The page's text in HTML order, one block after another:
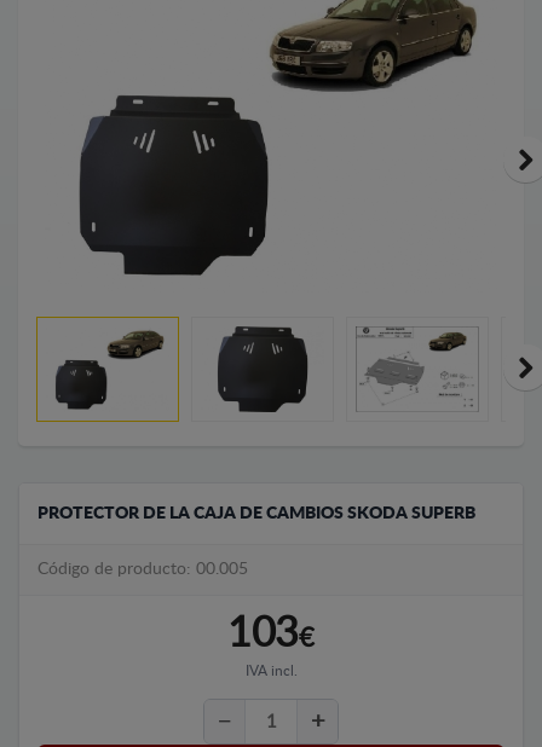
PROTECTOR DE LA CAJA DE CAMBIOS SKODA SUPERB
Código de producto: 00.005
103€
IVA incl.